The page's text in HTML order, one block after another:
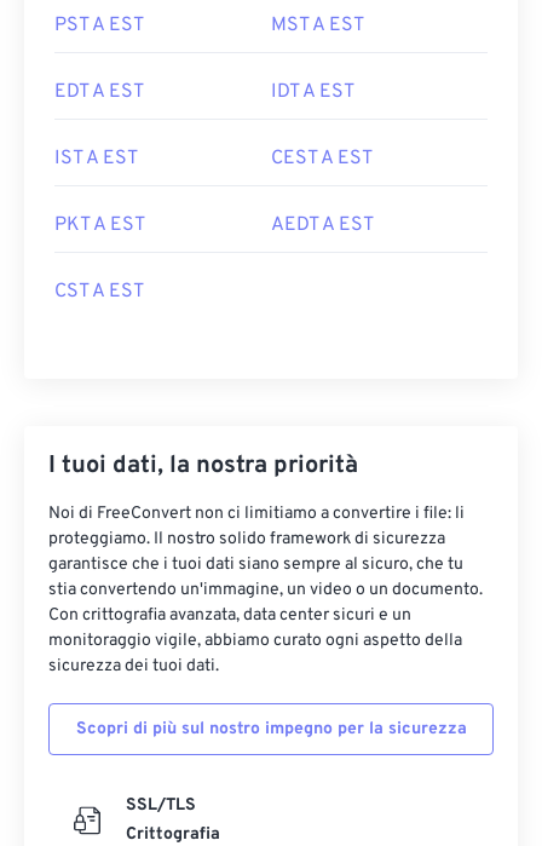
PST A EST MST A EST
EDT A EST IDT A EST
IST A EST CEST A EST
PKT A EST AEDT A EST
CST A EST
I tuoi dati, la nostra priorità
Noi di FreeConvert non ci limitiamo a convertire i file: li
proteggiamo. Il nostro solido framework di sicurezza
garantisce che i tuoi dati siano sempre al sicuro, che tu
stia convertendo un'immagine, un video o un documento.
Con crittografia avanzata, data center sicuri e un
monitoraggio vigile, abbiamo curato ogni aspetto della
sicurezza dei tuoi dati.
Scopri di più sul nostro impegno per la sicurezza
SSL/TLS
Crittografia